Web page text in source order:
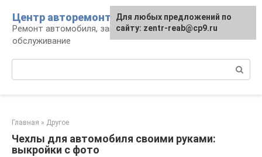
контенту
Центр авторемонта
Ремонт автомобиля, запчасти и
обслуживание
Главная » Другое
Чехлы для автомобиля своими руками:
выкройки с фото
Для любых предложений по
сайту: zentr-reab@cp9.ru